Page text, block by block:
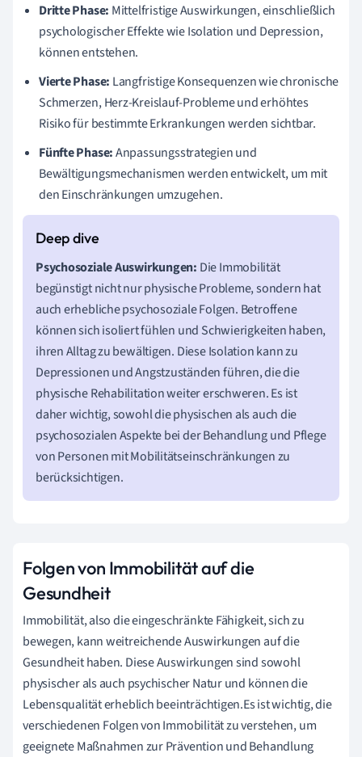
Dritte Phase: Mittelfristige Auswirkungen, einschließlich
psychologischer Effekte wie Isolation und Depression,
können entstehen.
Vierte Phase: Langfristige Konsequenzen wie chronische
Schmerzen, Herz-Kreislauf-Probleme und erhöhtes
Risiko für bestimmte Erkrankungen werden sichtbar.
Fünfte Phase:Anpassungsstrategien und
Bewältigungsmechanismen werden entwickelt, um mit
den Einschränkungen umzugehen.
Psychosoziale Auswirkungen: Die Immobilität
begünstigt nicht nur physische Probleme, sondern hat
auch erhebliche psychosoziale Folgen. Betroffene
können sich isoliert fühlen und Schwierigkeiten haben,
ihren Alltag zu bewältigen. Diese Isolation kann zu
Depressionen und Angstzuständen führen, die die
physische Rehabilitation weiter erschweren. Es ist
daher wichtig, sowohl die physischen als auch die
psychosozialen Aspekte bei der Behandlung und Pflege
von Personen mit Mobilitätseinschränkungen zu
berücksichtigen.
Folgen von Immobilität auf die
Gesundheit
Immobilität, also die eingeschränkte Fähigkeit, sich zu
bewegen, kann weitreichende Auswirkungen auf die
Gesundheit haben. Diese Auswirkungen sind sowohl
physischer als auch psychischer Natur und können die
Lebensqualität erheblich beeinträchtigen.Es ist wichtig, die
verschiedenen Folgen von Immobilität zu verstehen, um
geeignete Maßnahmen zur Prävention und Behandlung